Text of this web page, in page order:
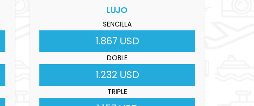
LUJO
SENCILLA
1.867 USD
DOBLE
1.232 USD
TRIPLE